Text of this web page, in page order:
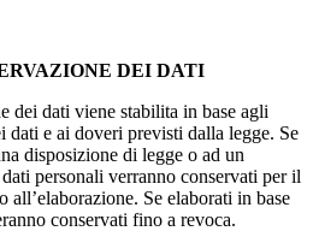
DEI DATI
dei dati viene stabilita in base agli
dati e ai doveri previsti dalla legge. Se
disposizione di legge o ad un
personali verranno conservati per il
all’elaborazione. Se elaborati in base
conservati fino a revoca.